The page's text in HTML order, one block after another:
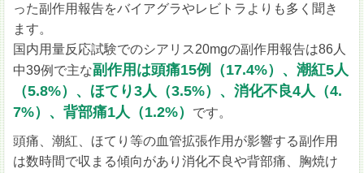
った副作用報告をバイアグラやレビトラよりも多く聞き
ます。
国内用量反応試験でのシアリス20mgの副作用報告は86人
中39例で主な副作用は頭痛15例（17.4%）、潮紅5人
（5.8%）、ほてり3人（3.5%）、消化不良4人（4.
7%）、背部痛1人（1.2%）
です。
頭痛、潮紅、ほてり等の血管拡張作用が影響する副作用
は数時間で収まる傾向があり消化不良や背部痛、胸焼け